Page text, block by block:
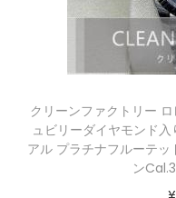
クリーンファクトリー
ュビリーダイヤモンド
アル プラチナフルーテ
ン